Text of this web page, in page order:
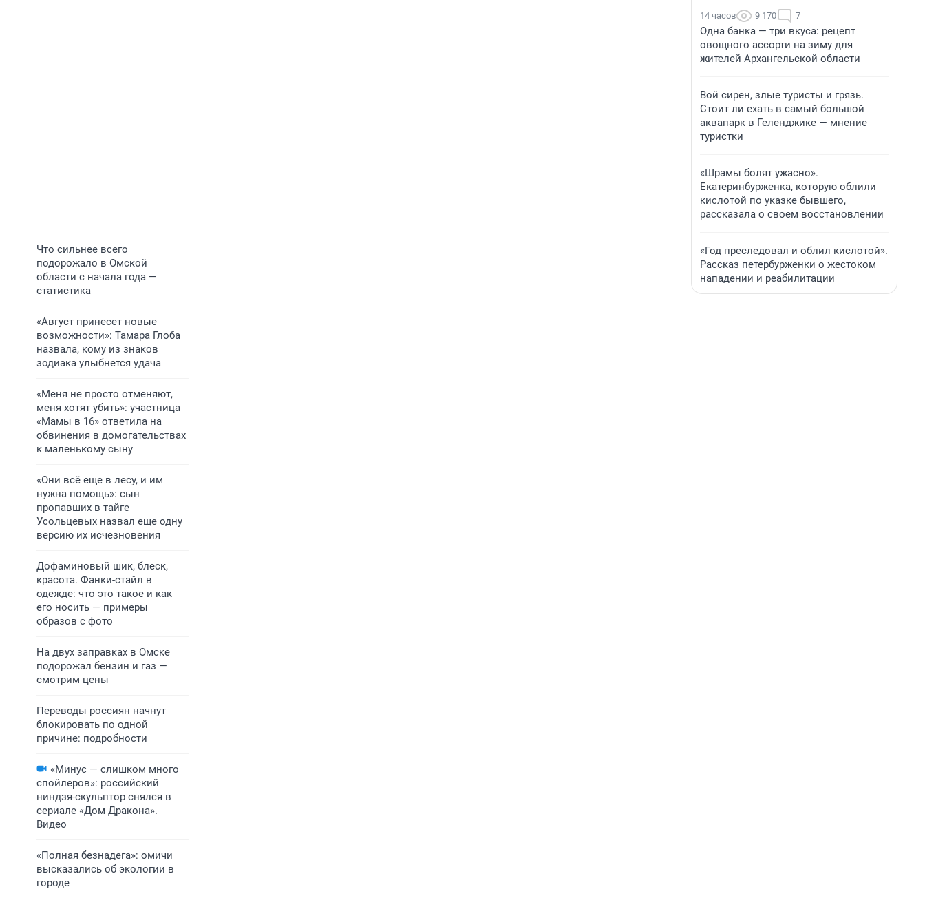
Что сильнее всего
подорожало в Омской
области с начала года —
статистика
«Август принесет новые
возможности»: Тамара Глоба
назвала, кому из знаков
зодиака улыбнется удача
«Меня не просто отменяют,
меня хотят убить»: участница
«Мамы в 16» ответила на
обвинения в домогательствах
к маленькому сыну
«Они всё еще в лесу, и им
нужна помощь»: сын
пропавших в тайге
Усольцевых назвал еще одну
версию их исчезновения
Дофаминовый шик, блеск,
красота. Фанки-стайл в
одежде: что это такое и как
его носить — примеры
образов с фото
На двух заправках в Омске
подорожал бензин и газ —
смотрим цены
Переводы россиян начнут
блокировать по одной
причине: подробности
«Минус — слишком много
спойлеров»: российский
ниндзя-скульптор снялся в
сериале «Дом Дракона».
Видео
«Полная безнадега»: омичи
высказались об экологии в
городе
14 часов 9 170 7
Одна банка — три вкуса: рецепт
овощного ассорти на зиму для
жителей Архангельской области
Вой сирен, злые туристы и грязь.
Стоит ли ехать в самый большой
аквапарк в Геленджике — мнение
туристки
«Шрамы болят ужасно».
Екатеринбурженка, которую облили
кислотой по указке бывшего,
рассказала о своем восстановлении
«Год преследовал и облил кислотой».
Рассказ петербурженки о жестоком
нападении и реабилитации